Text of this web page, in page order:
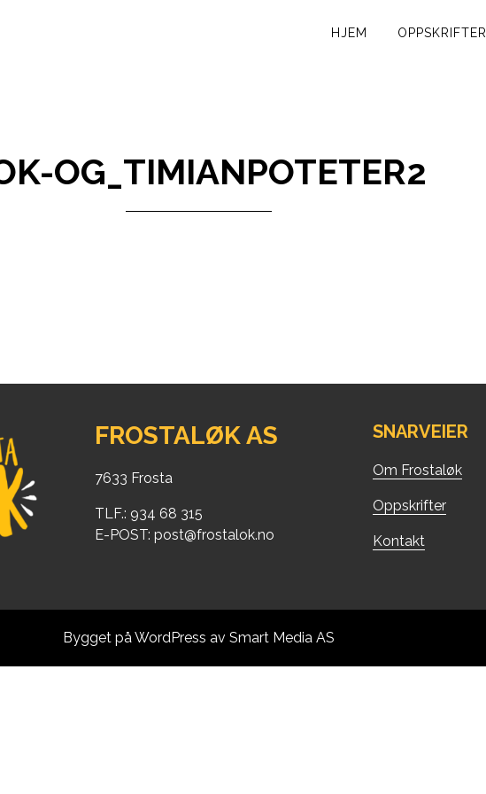
HJEM OPPSKRIFTER
OG_TIMIANPOTETER2
FROSTALØK AS
7633 Frosta
TLF.: 934 68 315
E-POST:post@frostalok.no
SNARVEIER
Om Frostaløk
Oppskrifter
Kontakt
Bygget påWordPress av Smart Media AS